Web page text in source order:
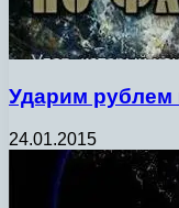
Ударим рублем
24.01.2015